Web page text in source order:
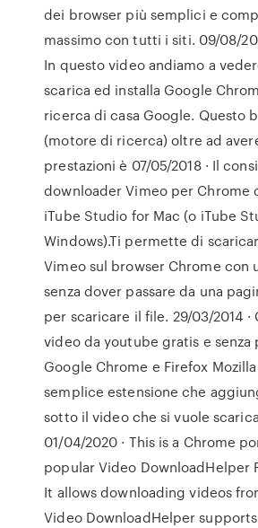
dei browser più semplici e
massimo con tutti i siti. 09/08/
In questo video andiamo a
scarica ed installa Google
ricerca di casa Google. Questo
(motore di ricerca) oltre ad
prestazioni è 07/05/2018 · Il
downloader Vimeo per Chrome
iTube Studio for Mac (o iTube
Windows).Ti permette di
Vimeo sul browser Chrome con
senza dover passare da una
per scaricare il file. 29/03/2014 ·
video da youtube gratis e
Google Chrome e Firefox
semplice estensione che
sotto il video che si vuole
01/04/2020 · This is a Chrome
popular Video DownloadHelper
It allows downloading videos
Video DownloadHelper